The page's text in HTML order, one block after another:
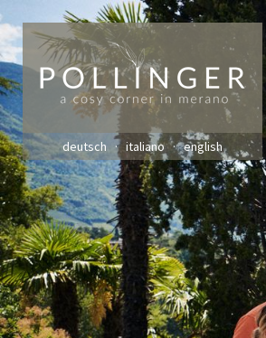
deutsch italiano english